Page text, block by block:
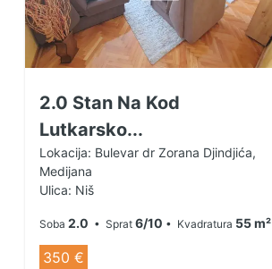
2.0 Stan Na Kod
Lutkarsko...
Lokacija: Bulevar dr Zorana Djindjića,
Medijana
Ulica: Niš
Soba 2.0 • Sprat 6/10 • Kvadratura 55 m²
350 €